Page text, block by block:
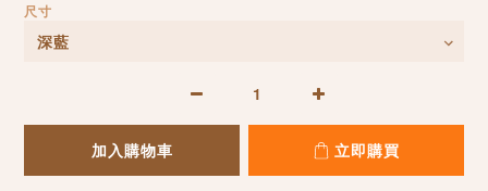
尺寸
加入購物車 立即購買